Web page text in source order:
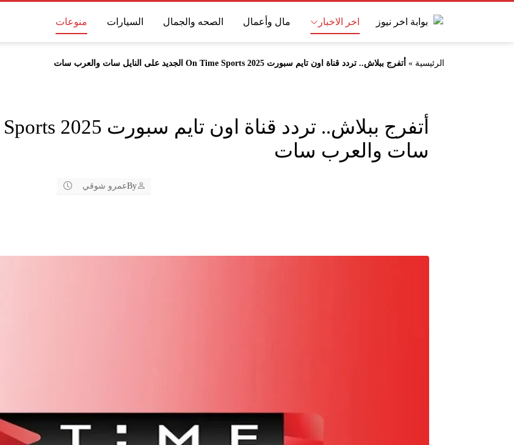
اخر الاخبار مال وأعمال الصحه والجمال السيارات منوعات
الرئيسية » أتفرج ببلاش.. تردد قناة اون تايم سبورت 2025 On Time Sports الجديد على النايل سات والعرب سات
سات والعرب سات
Byعمرو شوقي